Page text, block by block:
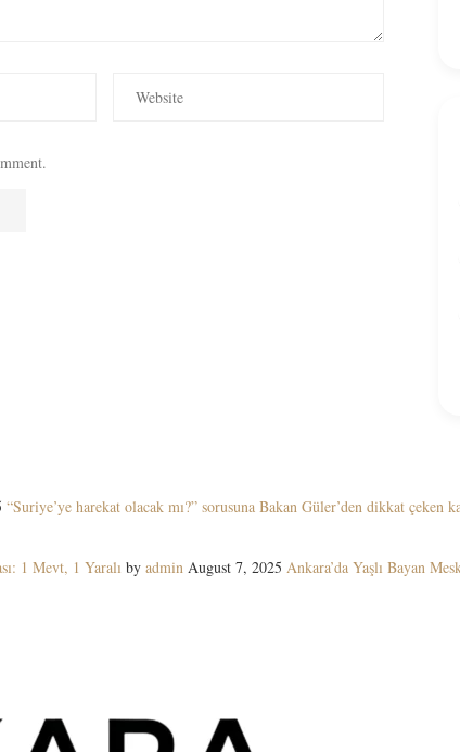
“Suriye’ye harekat olacak mı?” sorusuna Bakan Güler’den dikkat çeken
1 Mevt, 1 Yaralı by admin August 7, 2025 Ankara’da Yaşlı Bayan